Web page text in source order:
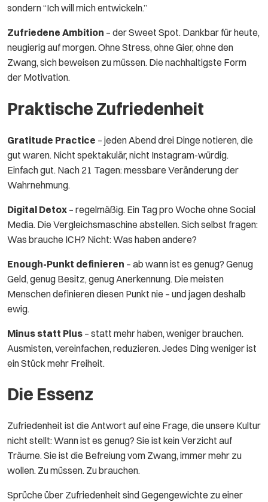
sondern “Ich will mich entwickeln.”
Zufriedene Ambition – der Sweet Spot. Dankbar für heute,
neugierig auf morgen. Ohne Stress, ohne Gier, ohne den
Zwang, sich beweisen zu müssen. Die nachhaltigste Form
der Motivation.
Praktische Zufriedenheit
Gratitude Practice – jeden Abend drei Dinge notieren, die
gut waren. Nicht spektakulär, nicht Instagram-würdig.
Einfach gut. Nach 21 Tagen: messbare Veränderung der
Wahrnehmung.
Digital Detox – regelmäßig. Ein Tag pro Woche ohne Social
Media. Die Vergleichsmaschine abstellen. Sich selbst fragen:
Was brauche ICH? Nicht: Was haben andere?
Enough-Punkt definieren – ab wann ist es genug? Genug
Geld, genug Besitz, genug Anerkennung. Die meisten
Menschen definieren diesen Punkt nie – und jagen deshalb
ewig.
Minus statt Plus – statt mehr haben, weniger brauchen.
Ausmisten, vereinfachen, reduzieren. Jedes Ding weniger ist
ein Stück mehr Freiheit.
Die Essenz
Zufriedenheit ist die Antwort auf eine Frage, die unsere Kultur
nicht stellt: Wann ist es genug? Sie ist kein Verzicht auf
Träume. Sie ist die Befreiung vom Zwang, immer mehr zu
wollen. Zu müssen. Zu brauchen.
Sprüche über Zufriedenheit sind Gegengewichte zu einer